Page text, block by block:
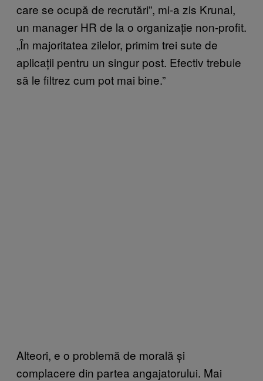
care se ocupă de recrutări”, mi-a zis Krunal,
un manager HR de la o organizație non-profit.
„În majoritatea zilelor, primim trei sute de
aplicații pentru un singur post. Efectiv trebuie
să le filtrez cum pot mai bine.”
Alteori, e o problemă de morală și
complacere din partea angajatorului. Mai